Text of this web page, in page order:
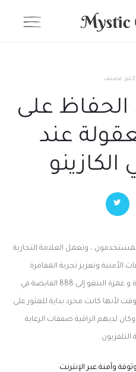
غير مصنف
على
عند
، وتعمل العلامة التجارية
الأمنية وتعزيز تجربة المقامرة
للاعبين بيع عناوين مثل البنغو الفاخرة و غمزة البنغو إلى 888 القابضة في
الوقت لأنها كانت مجرد بداية للعثور على
لديهم الراقية صفقات الرعاية
وآمنة عبر الإنترنت